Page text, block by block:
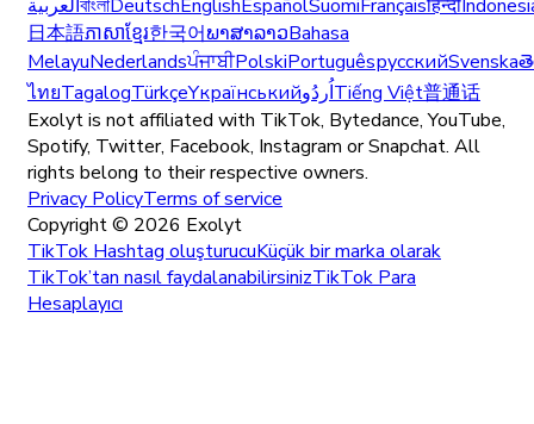
العربيةবাংলাDeutschEnglishEspañolSuomiFrançaisहिन्दी
日本語ភាសាខ្មែរ한국어ພາສາລາວBahasa
MelayuNederlandsਪੰਜਾਬੀPolskiPortuguêsрусскийSvenska
ไทยTagalogTürkçeYкраїнськийاُردُوTiếng Việt普通话
Exolyt is not affiliated with TikTok, Bytedance, YouTube,
Spotify, Twitter, Facebook, Instagram or Snapchat. All
rights belong to their respective owners.
Privacy PolicyTerms of service
Copyright © 2026 Exolyt
TikTok Hashtag oluşturucuKüçük bir marka olarak
TikTok’tan nasıl faydalanabilirsinizTikTok Para
Hesaplayıcı